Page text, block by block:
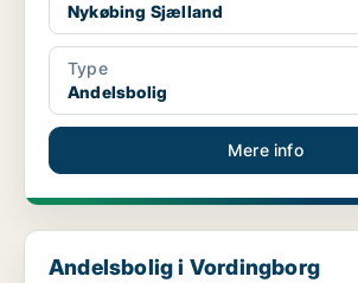
Nykøbing Sjælland
Type
Andelsbolig
Mere info
Andelsbolig i Vordingborg
Andelsbolig i Vordingborg